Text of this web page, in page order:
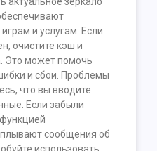
и услугам. Если
очистите кэш и
Это может помочь
и сбои. Проблемы
что вы вводите
Если забыли
сообщения об